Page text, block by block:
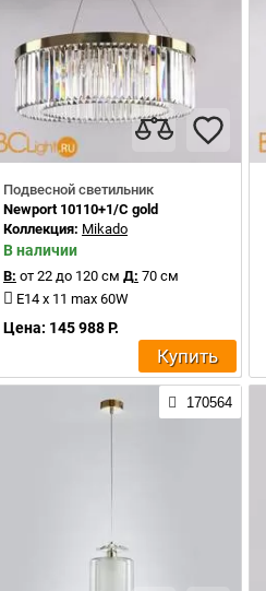
Подвесной светильник
Newport 10110+1/C gold
Коллекция: Mikado
В наличии
В: от 22 до 120 см Д: 70 см
E14 x 11 max 60W
Цена: 145 988 Р.
Купить
170564